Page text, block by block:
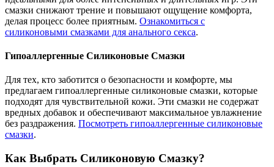
смазки снижают трение и повышают ощущение комфорта,
делая процесс более приятным. Ознакомиться с
силиконовыми смазками для анального секса.
Гипоаллергенные Силиконовые Смазки
Для тех, кто заботится о безопасности и комфорте, мы
предлагаем гипоаллергенные силиконовые смазки, которые
подходят для чувствительной кожи. Эти смазки не содержат
вредных добавок и обеспечивают максимальное увлажнение
без раздражения. Посмотреть гипоаллергенные силиконовые
смазки.
Как Выбрать Силиконовую Смазку?